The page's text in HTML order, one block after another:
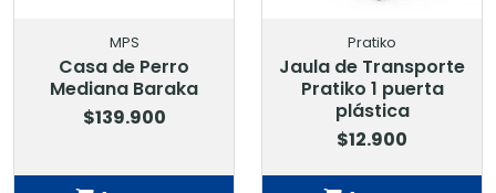
MPS
Casa de Perro
Mediana Baraka
$139.900
Pratiko
Jaula de Transporte
Pratiko 1 puerta
plástica
$12.900